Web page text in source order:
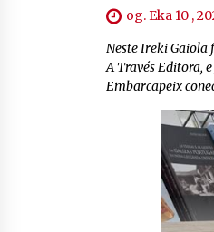
og. Eka 10 ,
Neste Ireki Gaiola
A Través Editora,
Embarcapeix